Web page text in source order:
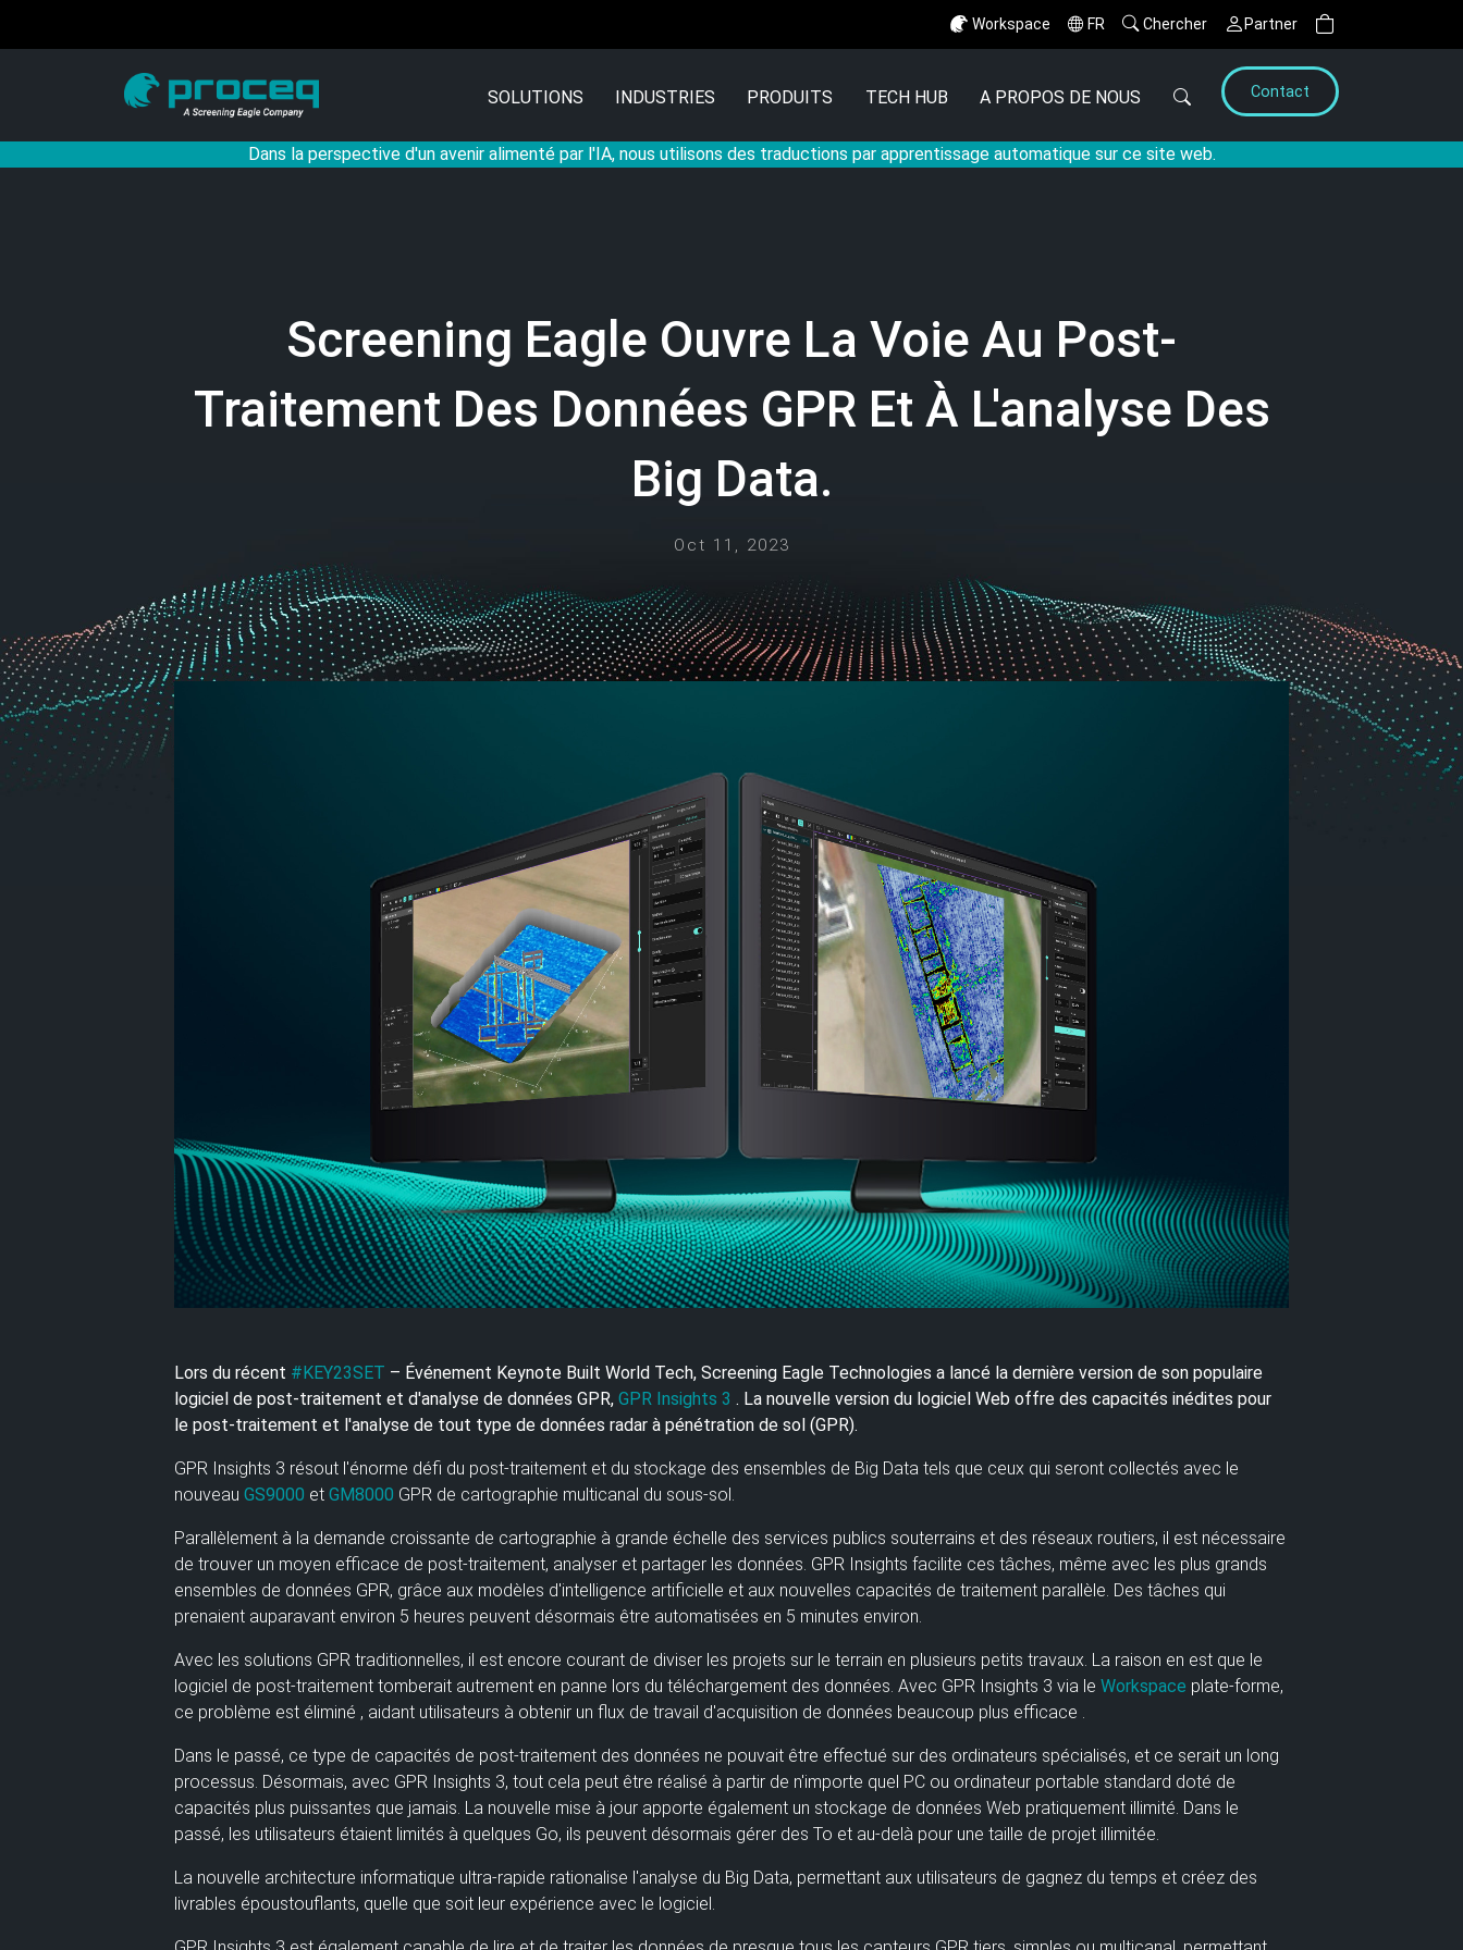
Workspace FR Chercher Partner
Dans la perspective d'un avenir alimenté par l'IA, nous utilisons des traductions par apprentissage automatique sur ce site web.
SOLUTIONS INDUSTRIES PRODUITS TECH HUB A PROPOS DE NOUS Contact
Screening Eagle Ouvre La Voie Au Post-
Traitement Des Données GPR Et À L'analyse Des
Big Data.
Oct 11, 2023
Lors du récent #KEY23SET – Événement Keynote Built World Tech, Screening Eagle Technologies a lancé la dernière version de son populaire
logiciel de post-traitement et d'analyse de données GPR, GPR Insights 3 . La nouvelle version du logiciel Web offre des capacités inédites pour
le post-traitement et l'analyse de tout type de données radar à pénétration de sol (GPR).
GPR Insights 3 résout l'énorme défi du post-traitement et du stockage des ensembles de Big Data tels que ceux qui seront collectés avec le
nouveau GS9000 et GM8000 GPR de cartographie multicanal du sous-sol.
Parallèlement à la demande croissante de cartographie à grande échelle des services publics souterrains et des réseaux routiers, il est nécessaire
de trouver un moyen efficace de post-traitement, analyser et partager les données. GPR Insights facilite ces tâches, même avec les plus grands
ensembles de données GPR, grâce aux modèles d'intelligence artificielle et aux nouvelles capacités de traitement parallèle. Des tâches qui
prenaient auparavant environ 5 heures peuvent désormais être automatisées en 5 minutes environ.
Avec les solutions GPR traditionnelles, il est encore courant de diviser les projets sur le terrain en plusieurs petits travaux. La raison en est que le
logiciel de post-traitement tomberait autrement en panne lors du téléchargement des données. Avec GPR Insights 3 via le Workspace plate-forme,
ce problème est éliminé , aidant utilisateurs à obtenir un flux de travail d'acquisition de données beaucoup plus efficace .
Dans le passé, ce type de capacités de post-traitement des données ne pouvait être effectué sur des ordinateurs spécialisés, et ce serait un long
processus. Désormais, avec GPR Insights 3, tout cela peut être réalisé à partir de n'importe quel PC ou ordinateur portable standard doté de
capacités plus puissantes que jamais. La nouvelle mise à jour apporte également un stockage de données Web pratiquement illimité. Dans le
passé, les utilisateurs étaient limités à quelques Go, ils peuvent désormais gérer des To et au-delà pour une taille de projet illimitée.
La nouvelle architecture informatique ultra-rapide rationalise l'analyse du Big Data, permettant aux utilisateurs de gagnez du temps et créez des
livrables époustouflants, quelle que soit leur expérience avec le logiciel.